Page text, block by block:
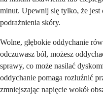
minut. Upewnij się tylko, że jest
podrażnienia skóry.
Wolne, głębokie oddychanie
odczuwasz ból, możesz
sprawy, co może nasilać
oddychanie pomaga rozluźnić
zmniejszając napięcie wokół